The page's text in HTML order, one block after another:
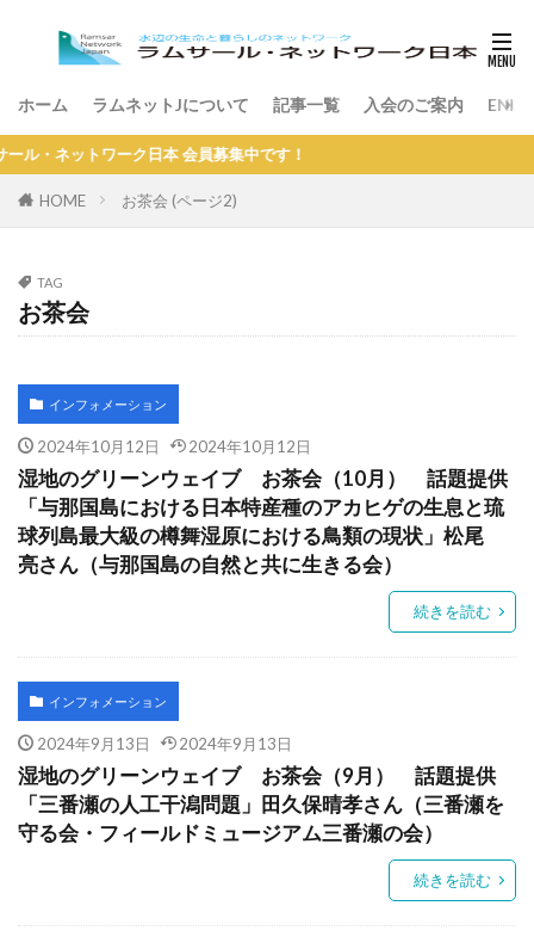
ホーム ラムネットJについて 記事一覧 入会のご案内
・ネットワーク日本 会員募集中です！
HOME お茶会 (ページ2)
TAG
お茶会
インフォメーション
2024年10月12日 2024年10月12日
湿地のグリーンウェイブ お茶会（10月） 話題提供
「与那国島における日本特産種のアカヒゲの生息と琉
球列島最大級の樽舞湿原における鳥類の現状」松尾
亮さん（与那国島の自然と共に生きる会）
続きを読む
インフォメーション
2024年9月13日 2024年9月13日
湿地のグリーンウェイブ お茶会（9月） 話題提供
「三番瀬の人工干潟問題」田久保晴孝さん（三番瀬を
守る会・フィールドミュージアム三番瀬の会）
続きを読む